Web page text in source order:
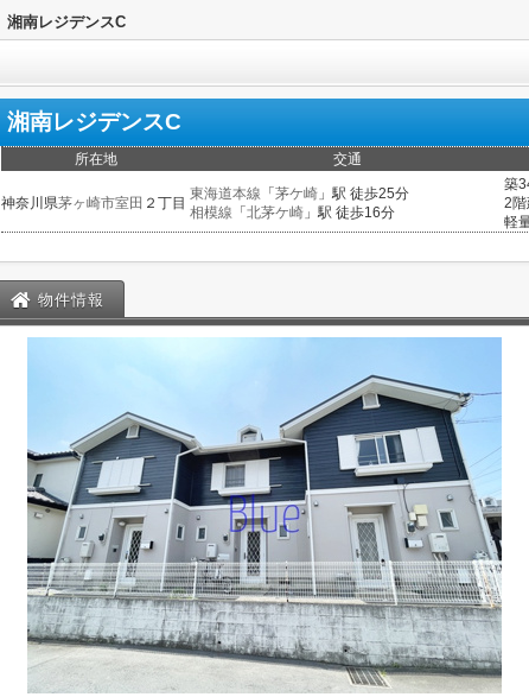
湘南レジデンスC
湘南レジデンスC
所在地 交通
神奈川県茅ヶ崎市室田 ２丁目
東海道本線 「 茅ケ崎 」駅 徒歩25分
相模線 「 北茅ケ崎 」駅 徒歩16分
築
2階
軽
物件情報